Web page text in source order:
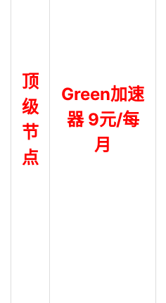
顶
级
节
点
Green加速
器 9元/每
月